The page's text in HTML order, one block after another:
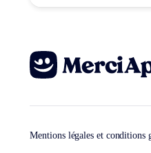
Mentions légales et conditions